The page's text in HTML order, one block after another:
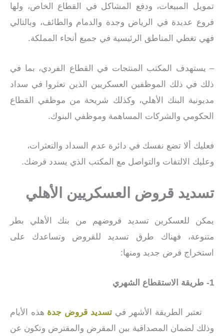
تمويل المبيعات، ودفع المشاكل في القطاع الخاص، ولها
فروع عديدة في الرياض وجدة والدمام والطائف، وبالتالي
فهي تغطي المناطق الرئيسية في جميع أنحاء المملكة.
– يستهدف المكتب المنتجات في القطاع الفردي، بما في
ذلك في ذلك الموظفين العسكريين الذين تعثروا في سداد
مديونية البنك الأهلي، وكذلك شريحة من موظفي القطاع
الحكومي والشركات المساهمة وموظفي البنوك.
فعليك ألا تضع نفسك في دائرة عدم السداد والتعثرات،
وعليك الالتفات والتواصل مع المكتب الذي يسدد قرضك.
تسديد قروض العسكريين الأهلي
يمكن للعسكرين تسديد قروضهم من بنك الأهلي بطر
متنوعة، فهناك طرق تسديد للقروض وتساعدك على
استخراج قرض جديد ومنها:
1- طريقة الاستقطاع الشهري
تعتبر الطريقة الأشهر في تسديد قروض جدة هذه الأيام
وذلك لضمان المصداقية بين المقرض والمقترض وتكون عن